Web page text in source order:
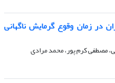
در زمان وقوع گرمایش ناگهانی
مصطفی کرم پور، محمد مرادی